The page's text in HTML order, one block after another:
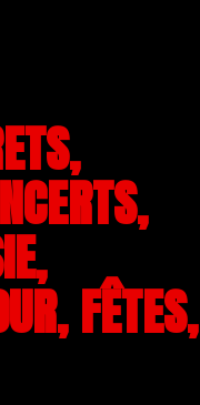
FÊTES,